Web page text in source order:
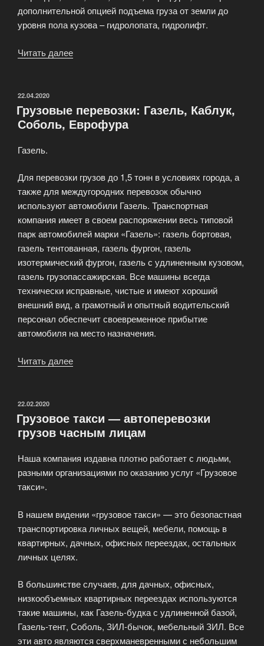
дополнительной опцией подъема груза от земли до
уровня пола кузова – гидролопата, гидролифт.
Читать далее
ОПУБЛИКОВАНО
22.04.2020
Грузовые перевозки: Газель, Каблук,
Соболь, Еврофура
Газель.
Для перевозки грузов до 1,5 тонн в условиях города, а
также для междугородних перевозок обычно
используют автомобили Газель. Транспортная
компания имеет в своем распоряжении весь типовой
парк автомобилей марки «Газель»: газель бортовая,
газель тентованная, газель фургон, газель
изотермический фургон, газель с удлиненным кузовом,
газель грузопассажирская. Все машины всегда
технически исправные, чистые и имеют хороший
внешний вид, а грамотный и опытный водительский
персонал обеспечит своевременное прибытие
автомобиля на место назначения.
Читать далее
Соболь,
Еврофура»
ОПУБЛИКОВАНО
22.02.2020
Грузовое такси — автоперевозки
грузов часным лицам
Наша компания издавна плотно работает с людьми,
разными организациями по оказанию услуг «Грузовое
такси».
В нашем видении «грузовое такси» — это безопастная
транспортировка личных вещей, мебели, помощь в
квартирных, дачных, офисных переездах, остальных
личных целях.
В большинстве случаев, для дачных, офисных,
низкообъемных квартирных переездах используются
такие машины, как Газель-будка с удлиненной базой,
Газель-тент, Соболь, ЗИЛ-бычок, мебельный ЗИЛ. Все
эти авто являются сверхманевренными с небольшим